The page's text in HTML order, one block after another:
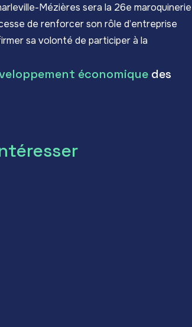
Mézières sera la 26e maroquinerie
de renforcer son rôle d’entreprise
sa volonté de participer à la
économique des